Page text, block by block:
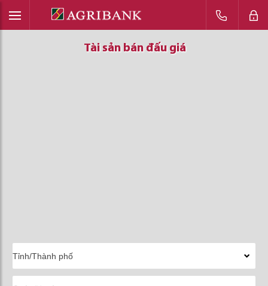
Tài sản bán đấu giá
Tài sản bán đấu giá
Tài sản bán đấu giá